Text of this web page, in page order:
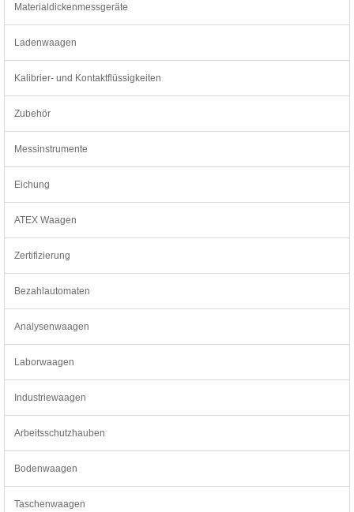
Materialdickenmessgeräte
Ladenwaagen
Kalibrier- und Kontaktflüssigkeiten
Zubehör
Messinstrumente
Eichung
ATEX Waagen
Zertifizierung
Bezahlautomaten
Analysenwaagen
Laborwaagen
Industriewaagen
Arbeitsschutzhauben
Bodenwaagen
Taschenwaagen